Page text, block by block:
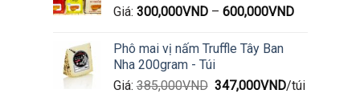
Giá: 300,000VND– 600,000VND
Phô mai vị nấm Truffle Tây Ban
Nha 200gram - Túi
Giá: 385,000VND Giá
347,000VNDGiá
/túi